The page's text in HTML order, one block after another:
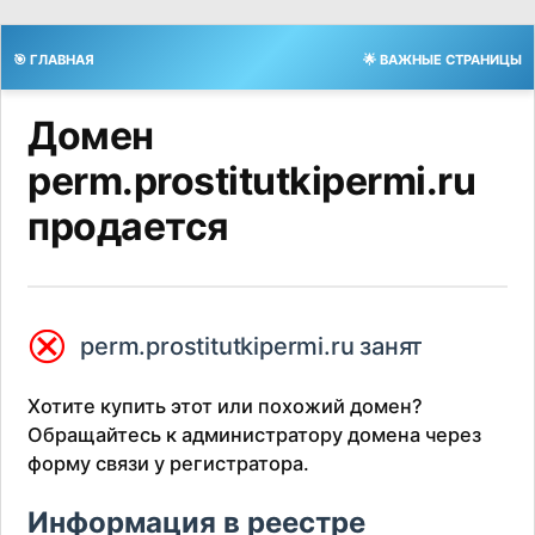
🎯 ГЛАВНАЯ 🌟 ВАЖНЫЕ СТРАНИЦЫ
Домен
perm.prostitutkipermi.ru
продается
⮿ perm.prostitutkipermi.ru занят
Хотите купить этот или похожий домен?
Обращайтесь к администратору домена через
форму связи у регистратора.
Информация в реестре